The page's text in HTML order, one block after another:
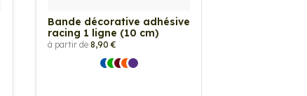
Bande décorative adhésive
racing 1 ligne (10 cm)
à partir de 8,90 €